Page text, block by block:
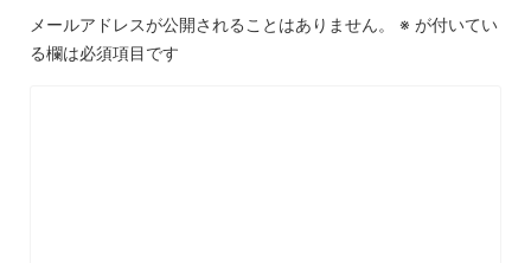
メールアドレスが公開されることはありません。 ※ が付いてい
る欄は必須項目です